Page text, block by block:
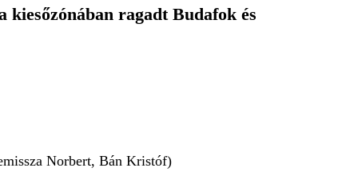
ragadt Budafok és
Norbert, Bán Kristóf)